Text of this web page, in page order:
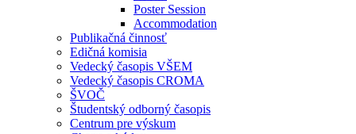
Poster Session
Accommodation
Publikačná činnosť
Edičná komisia
Vedecký časopis VŠEM
Vedecký časopis CROMA
ŠVOČ
Študentský odborný časopis
Centrum pre výskum